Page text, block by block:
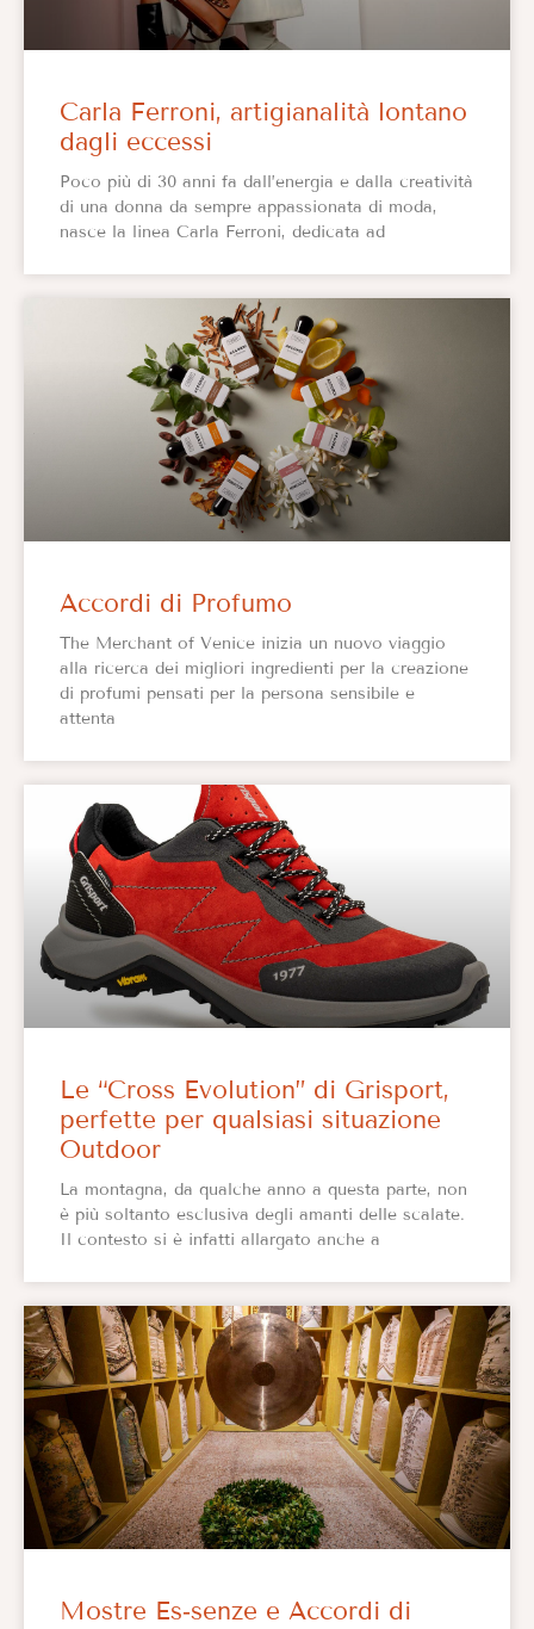
Carla Ferroni, artigianalità lontano
dagli eccessi
Poco più di 30 anni fa dall’energia e dalla creatività
di una donna da sempre appassionata di moda,
nasce la linea Carla Ferroni, dedicata ad
Accordi di Profumo
The Merchant of Venice inizia un nuovo viaggio
alla ricerca dei migliori ingredienti per la creazione
di profumi pensati per la persona sensibile e
attenta
Le “Cross Evolution” di Grisport,
perfette per qualsiasi situazione
Outdoor
La montagna, da qualche anno a questa parte, non
è più soltanto esclusiva degli amanti delle scalate.
Il contesto si è infatti allargato anche a
Mostre Es‑senze e Accordi di